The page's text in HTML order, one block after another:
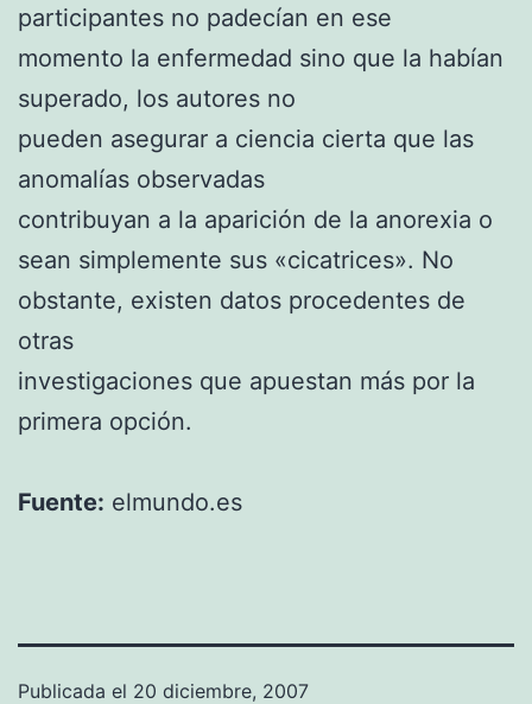
participantes no padecían en ese
momento la enfermedad sino que la habían
superado, los autores no
pueden asegurar a ciencia cierta que las
anomalías observadas
contribuyan a la aparición de la anorexia o
sean simplemente sus «cicatrices». No
obstante, existen datos procedentes de
otras
investigaciones que apuestan más por la
primera opción.
Fuente: elmundo.es
Publicada el 20 diciembre, 2007